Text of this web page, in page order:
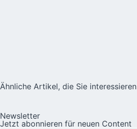
Ähnliche Artikel, die Sie
Newsletter
Jetzt abonnieren für neuen Content